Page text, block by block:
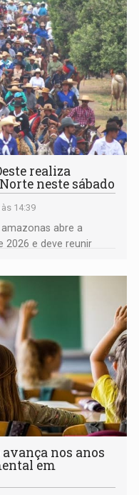
realiza
neste sábado
14:39
abre a
2026 e deve reunir
avança nos anos
em